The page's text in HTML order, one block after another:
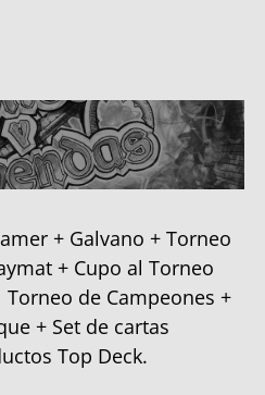
+ Galvano + Torneo
+ Cupo al Torneo
de Campeones +
+ Set de cartas
Top Deck.